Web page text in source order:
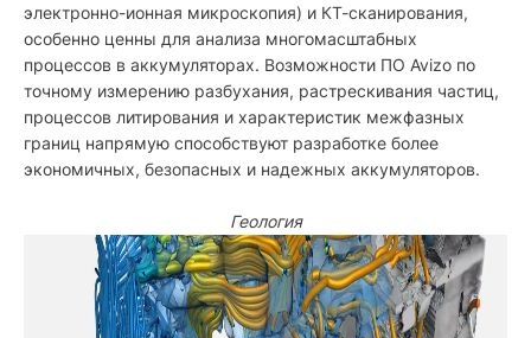
электронно-ионная микроскопия) и КТ-сканирования,
особенно ценны для анализа многомасштабных
процессов в аккумуляторах. Возможности ПО Avizo по
точному измерению разбухания, растрескивания частиц,
процессов литирования и характеристик межфазных
границ напрямую способствуют разработке более
экономичных, безопасных и надежных аккумуляторов.
Геология